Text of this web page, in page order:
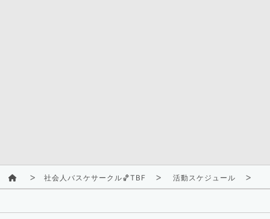
社会人バスケサークル🏀TBF 活動スケジュール